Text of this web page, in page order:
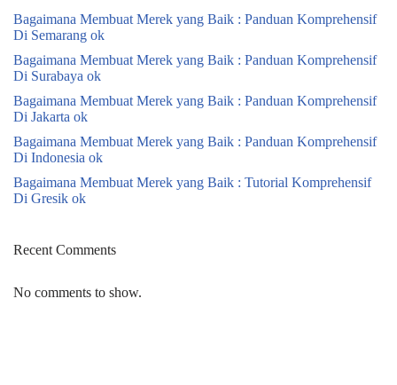
Bagaimana Membuat Merek yang Baik : Panduan Komprehensif
Di Semarang ok
Bagaimana Membuat Merek yang Baik : Panduan Komprehensif
Di Surabaya ok
Bagaimana Membuat Merek yang Baik : Panduan Komprehensif
Di Jakarta ok
Bagaimana Membuat Merek yang Baik : Panduan Komprehensif
Di Indonesia ok
Bagaimana Membuat Merek yang Baik : Tutorial Komprehensif
Di Gresik ok
Recent Comments
No comments to show.